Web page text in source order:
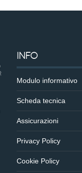
INFO
Modulo informativo
Scheda tecnica
Assicurazioni
Privacy Policy
Cookie Policy